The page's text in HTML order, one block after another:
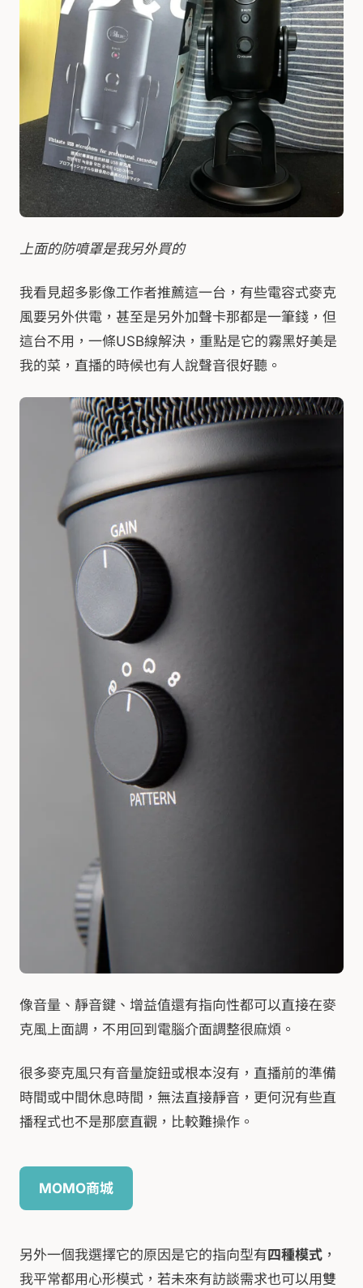
上面的防噴罩是我另外買的
我看見超多影像工作者推薦這一台，有些電容式麥克
風要另外供電，甚至是另外加聲卡那都是一筆錢，但
這台不用，一條USB線解決，重點是它的霧黑好美是
我的菜，直播的時候也有人說聲音很好聽。
像音量、靜音鍵、增益值還有指向性都可以直接在麥
克風上面調，不用回到電腦介面調整很麻煩。
很多麥克風只有音量旋鈕或根本沒有，直播前的準備
時間或中間休息時間，無法直接靜音，更何況有些直
播程式也不是那麼直觀，比較難操作。
MOMO商城
另外一個我選擇它的原因是它的指向型有四種模式 ，
我平常都用心形模式，若未來有訪談需求也可以用雙